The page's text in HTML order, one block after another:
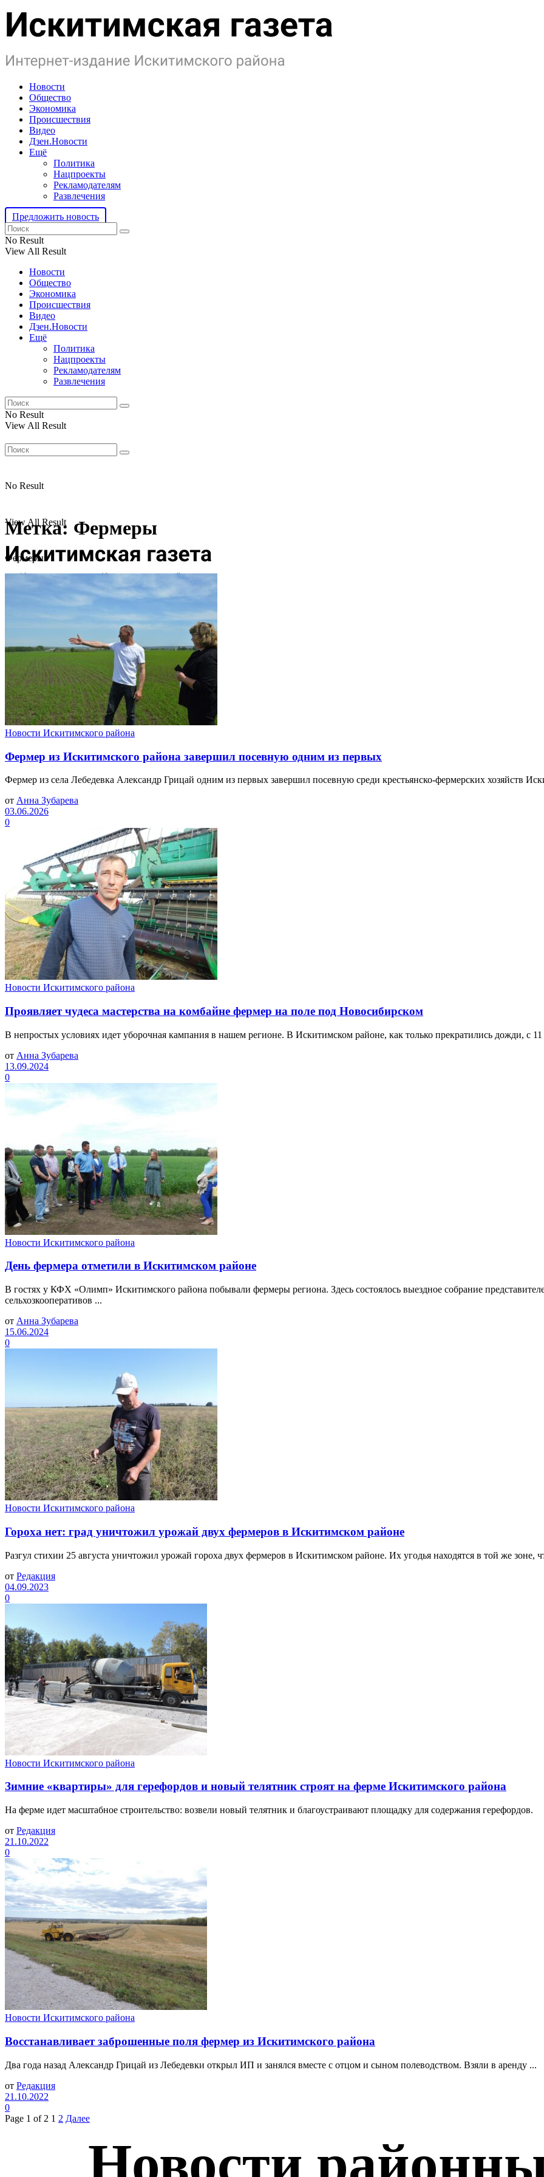
Новости
Общество
Экономика
Происшествия
Видео
Дзен.Новости
Ещё
Политика
Нацпроекты
Рекламодателям
Развлечения
Предложить новость
No Result
View All Result
Новости
Общество
Экономика
Происшествия
Видео
Дзен.Новости
Ещё
Политика
Нацпроекты
Рекламодателям
Развлечения
No Result
View All Result
No Result
View All Result
Метка: Фермеры
Фермеры
Новости Искитимского района
Фермер из Искитимского района завершил посевную одним из первых
Фермер из села Лебедевка Александр Грицай одним из первых завершил посевную среди крестьянско-фермерских хозяйств
от Анна Зубарева
03.06.2026
0
Новости Искитимского района
Проявляет чудеса мастерства на комбайне фермер на поле под Новосибирском
В непростых условиях идет уборочная кампания в нашем регионе. В Искитимском районе, как только прекратились дожди, с 11
от Анна Зубарева
13.09.2024
0
Новости Искитимского района
День фермера отметили в Искитимском районе
В гостях у КФХ «Олимп» Искитимского района побывали фермеры региона. Здесь состоялось выездное собрание
сельхозкооперативов ...
от Анна Зубарева
15.06.2024
0
Новости Искитимского района
Гороха нет: град уничтожил урожай двух фермеров в Искитимском районе
Разгул стихии 25 августа уничтожил урожай гороха двух фермеров в Искитимском районе. Их угодья находятся в той же зоне,
от Редакция
04.09.2023
0
Новости Искитимского района
Зимние «квартиры» для герефордов и новый телятник строят на ферме Искитимского района
На ферме идет масштабное строительство: возвели новый телятник и благоустраивают площадку для содержания герефордов.
от Редакция
21.10.2022
0
Новости Искитимского района
Восстанавливает заброшенные поля фермер из Искитимского района
Два года назад Александр Грицай из Лебедевки открыл ИП и занялся вместе с отцом и сыном полеводством. Взяли в аренду ...
от Редакция
21.10.2022
0
Page 1 of 2 1 2 Далее